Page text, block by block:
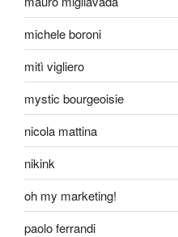
michele boroni
mitì vigliero
mystic bourgeoisie
nicola mattina
nikink
oh my marketing!
paolo ferrandi